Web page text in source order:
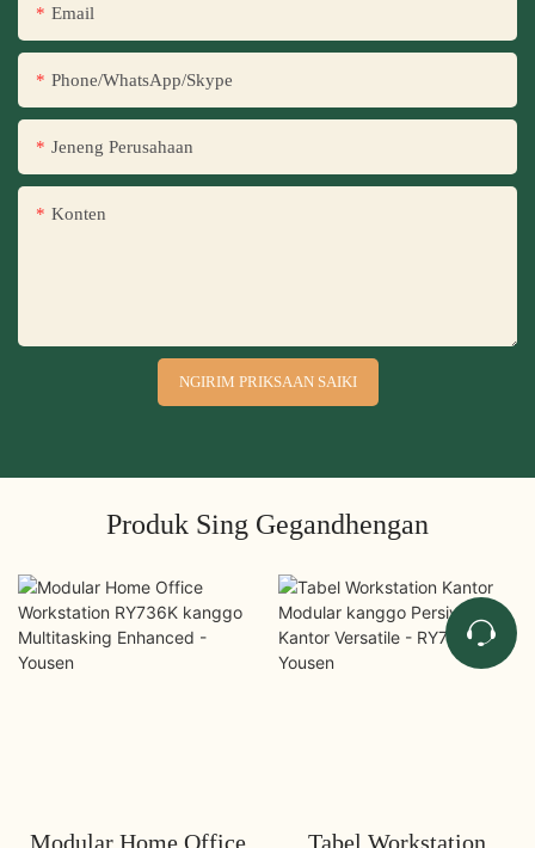
Email
Phone/WhatsApp/Skype
Jeneng Perusahaan
Konten
NGIRIM PRIKSAAN SAIKI
Produk Sing Gegandhengan
Modular Home Office Tabel Workstation